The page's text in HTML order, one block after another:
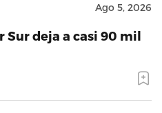
Ago 5, 2026
Sur deja a casi 90 mil